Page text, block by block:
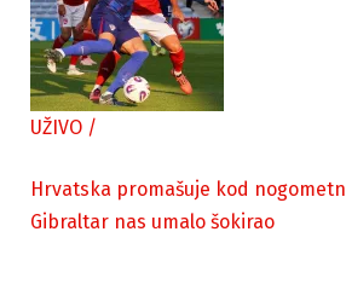
UŽIVO /
Hrvatska promašuje kod
Gibraltar nas umalo šokirao